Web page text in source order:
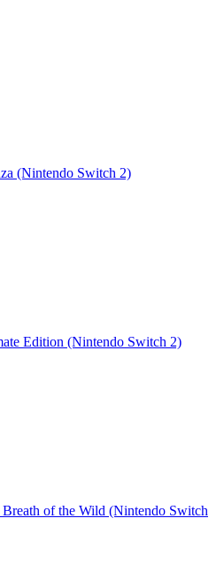
(Nintendo Switch 2)
Edition (Nintendo Switch 2)
of the Wild (Nintendo Switch